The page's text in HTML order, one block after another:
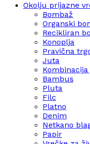
Okolju prijazne
Bombaž
Organski
Recikliran
Konoplja
Pravična
Juta
Bambus
Pluta
Filc
Platno
Denim
Netkano
Papir